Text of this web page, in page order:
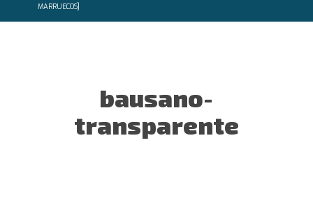
MARRUECOS]
bausano-
transparente